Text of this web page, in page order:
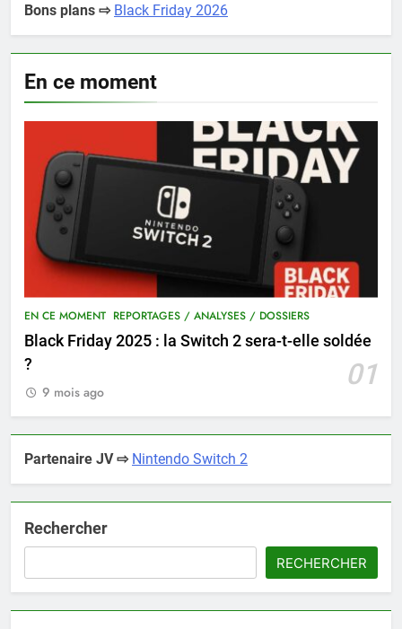
Bons plans ⇨ Black Friday 2026
En ce moment
EN CE MOMENT REPORTAGES / ANALYSES / DOSSIERS
Black Friday 2025 : la Switch 2 sera-t-elle soldée
?
01
9 mois ago
Partenaire JV ⇨ Nintendo Switch 2
Rechercher
RECHERCHER